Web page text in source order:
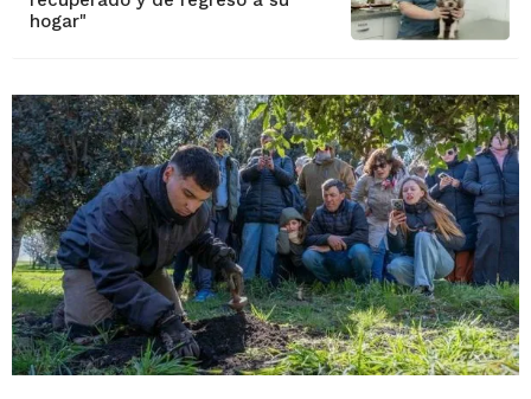
hogar"